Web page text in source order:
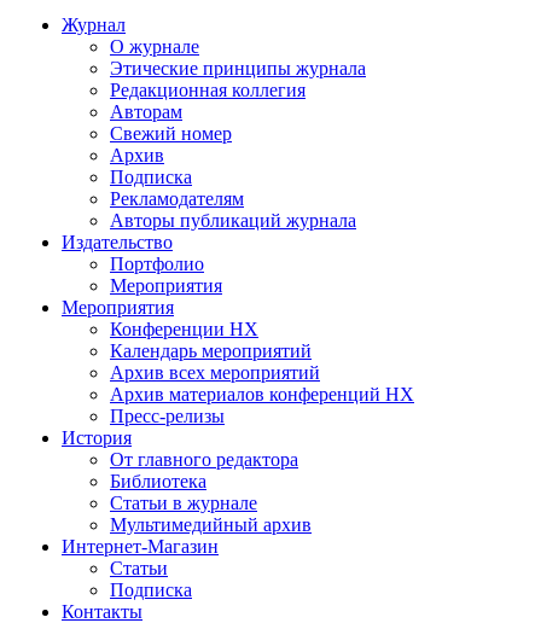
Журнал
О журнале
Этические принципы журнала
Редакционная коллегия
Авторам
Свежий номер
Архив
Подписка
Рекламодателям
Авторы публикаций журнала
Издательство
Портфолио
Мероприятия
Мероприятия
Конференции НХ
Календарь мероприятий
Архив всех мероприятий
Архив материалов конференций НХ
Пресс-релизы
История
От главного редактора
Библиотека
Статьи в журнале
Мультимедийный архив
Интернет-Магазин
Статьи
Подписка
Контакты